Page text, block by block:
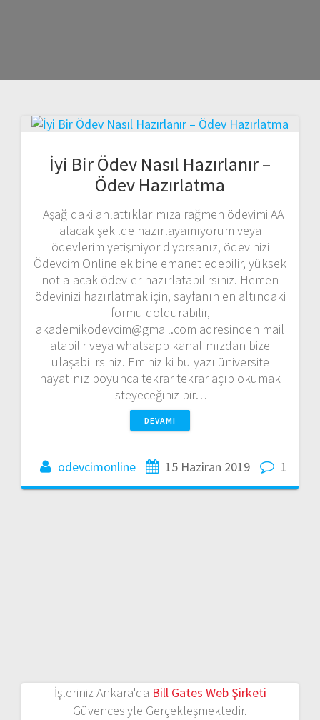
İyi Bir Ödev Nasıl Hazırlanır –
Ödev Hazırlatma
Aşağıdaki anlattıklarımıza rağmen ödevimi AA
alacak şekilde hazırlayamıyorum veya
ödevlerim yetişmiyor diyorsanız, ödevinizi
Ödevcim Online ekibine emanet edebilir, yüksek
not alacak ödevler hazırlatabilirsiniz. Hemen
ödevinizi hazırlatmak için, sayfanın en altındaki
formu doldurabilir,
akademikodevcim@gmail.com adresinden mail
atabilir veya whatsapp kanalımızdan bize
ulaşabilirsiniz. Eminiz ki bu yazı üniversite
hayatınız boyunca tekrar tekrar açıp okumak
isteyeceğiniz bir…
DEVAMI
odevcimonline 15 Haziran 2019 1
İşleriniz Ankara'da Bill Gates Web Şirketi
Güvencesiyle Gerçekleşmektedir.